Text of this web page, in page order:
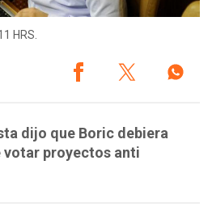
HRS.
dijo que Boric debiera
votar proyectos anti